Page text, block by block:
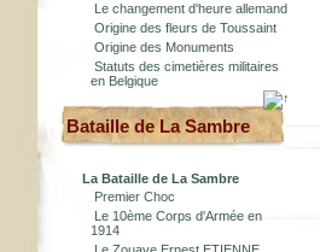
Le changement d'heure allemand
Origine des fleurs de Toussaint
Origine des Monuments
Statuts des cimetières militaires
en Belgique
Bataille de La Sambre
La Bataille de La Sambre
Premier Choc
Le 10ème Corps d'Armée en
1914